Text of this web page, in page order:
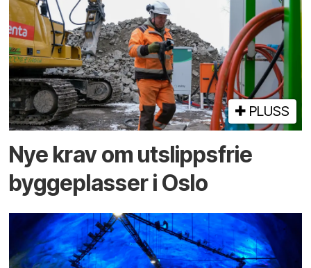
PLUSS
Nye krav om utslippsfrie
byggeplasser i Oslo